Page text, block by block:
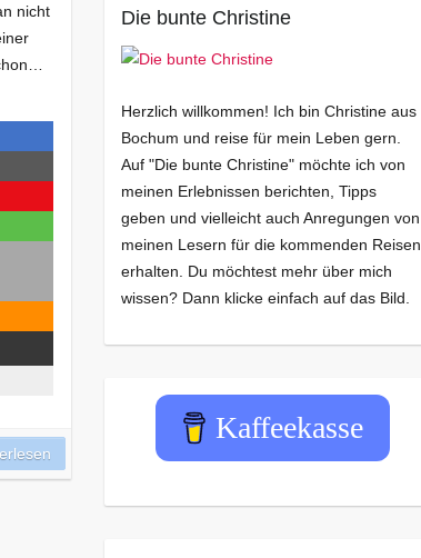
nicht
Die bunte Christine
Herzlich willkommen! Ich bin Christine aus
Bochum und reise für mein Leben gern.
Auf "Die bunte Christine" möchte ich von
meinen Erlebnissen berichten, Tipps
geben und vielleicht auch Anregungen von
meinen Lesern für die kommenden Reisen
erhalten. Du möchtest mehr über mich
wissen? Dann klicke einfach auf das Bild.
Kaffeekasse